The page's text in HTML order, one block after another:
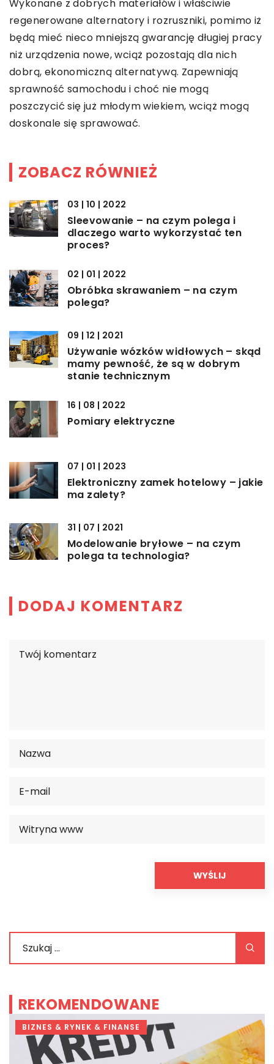
Wykonane z dobrych materiałów i właściwie
regenerowane alternatory i rozruszniki, pomimo iż
będą mieć nieco mniejszą gwarancję długiej pracy
niż urządzenia nowe, wciąż pozostają dla nich
dobrą, ekonomiczną alternatywą. Zapewniają
sprawność samochodu i choć nie mogą
poszczycić się już młodym wiekiem, wciąż mogą
doskonale się sprawować.
ZOBACZ RÓWNIEŻ
03 | 10 | 2022
Sleevowanie – na czym polega i
dlaczego warto wykorzystać ten
proces?
02 | 01 | 2022
Obróbka skrawaniem – na czym
polega?
09 | 12 | 2021
Używanie wózków widłowych – skąd
mamy pewność, że są w dobrym
stanie technicznym
16 | 08 | 2022
Pomiary elektryczne
07 | 01 | 2023
Elektroniczny zamek hotelowy – jakie
ma zalety?
31 | 07 | 2021
Modelowanie bryłowe – na czym
polega ta technologia?
DODAJ KOMENTARZ
REKOMENDOWANE
BIZNES & RYNEK & FINANSE